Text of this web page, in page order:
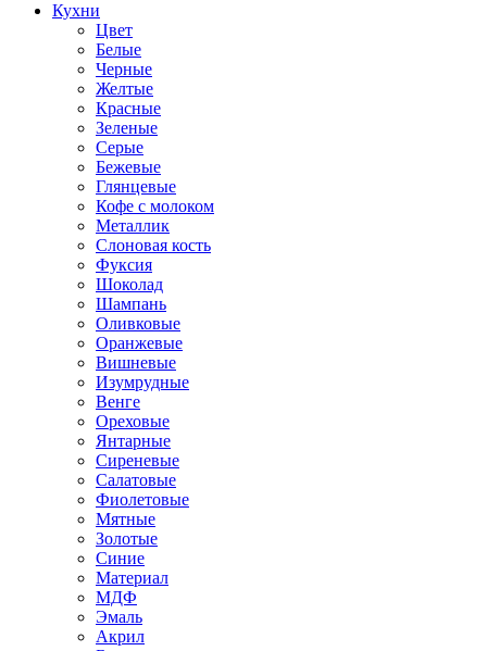
Кухни
Цвет
Белые
Черные
Желтые
Красные
Зеленые
Серые
Бежевые
Глянцевые
Кофе с молоком
Металлик
Слоновая кость
Фуксия
Шоколад
Шампань
Оливковые
Оранжевые
Вишневые
Изумрудные
Венге
Ореховые
Янтарные
Сиреневые
Салатовые
Фиолетовые
Мятные
Золотые
Синие
Материал
МДФ
Эмаль
Акрил